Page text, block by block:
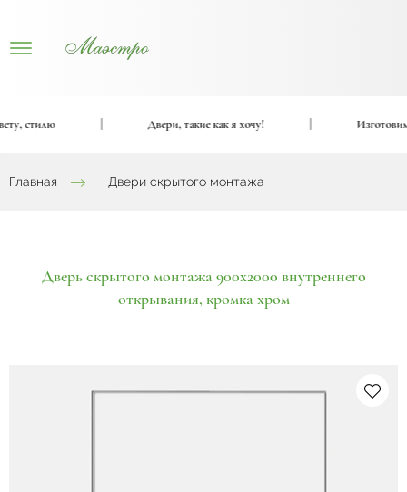
стилю Двери, такие как я хочу! Изготовим
Главная Двери скрытого монтажа
Дверь скрытого монтажа 900х2000 внутреннего
открывания, кромка хром